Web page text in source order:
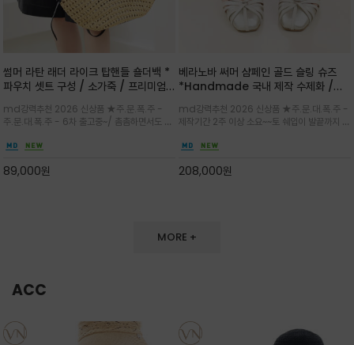
썸머 라탄 래더 라이크 탑핸들 숄더백 *
파우치 셋트 구성 / 소가죽 / 프리미엄
라이크 배색이 조화롭게 어우러진 탑핸
들 숄더백
md강력추천 2026 신상품 ★주.문.폭.주 -
주.문.대.폭.주 - 6차 출고중~/ 촘촘하면서도 입
만들며 부드러운 곡선의 바스켓 실루엣에 넉넉한
양한 연출이
89,000원
베라노바 써머 샴페인 골드 슬링 슈즈
*Handmade 국내 제작 수제화 /은
스럽게 밝혀주는 슬링백 플랫슈
md강력추천 2026 신상품 ★주.문.대.폭.주 -
제작기간 2주 이상 소요~~토 쉐입이 발끝까지 세
끔한 디자인과 베이직한 컬러감으로 높은 활용도
일까지 두루 잘 어울리는 활2
208,000원
MORE +
ACC